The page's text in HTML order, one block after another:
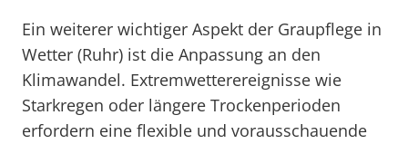
Ein weiterer wichtiger Aspekt der Graupflege in
Wetter (Ruhr) ist die Anpassung an den
Klimawandel. Extremwetterereignisse wie
Starkregen oder längere Trockenperioden
erfordern eine flexible und vorausschauende